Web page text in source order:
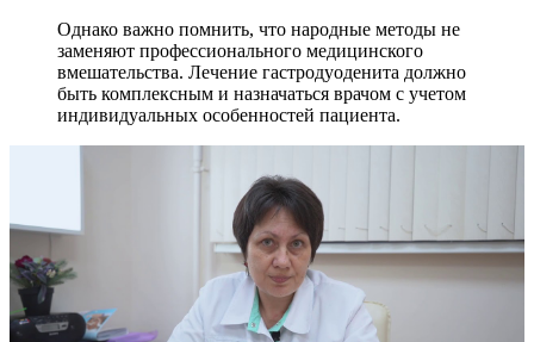
Однако важно помнить, что народные методы не
заменяют профессионального медицинского
вмешательства. Лечение гастродуоденита должно
быть комплексным и назначаться врачом с учетом
индивидуальных особенностей пациента.